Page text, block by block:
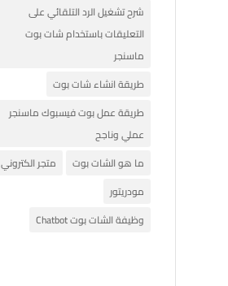
شرح تشغيل الرد التلقائي على
التعليقات باستخدام شات بوت
ماسنجر
طريقة انشاء شات بوت
طريقة عمل بوت فيسبوك ماسنجر
عملي وناجح
ما هو الشات بوت
متجر الكتروني
مودريتور
وظيفة الشات بوت Chatbot